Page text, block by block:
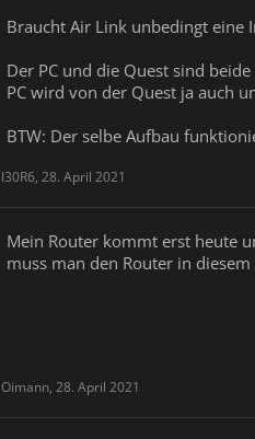
Braucht Air Link unbedingt eine
Der PC und die Quest sind
PC wird von der Quest ja auch
BTW: Der selbe Aufbau
I30R6, 28. April 2021
Mein Router kommt erst heute
muss man den Router in
Oimann, 28. April 2021